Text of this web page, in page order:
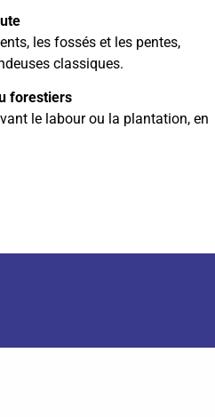
les fossés et les pentes,
classiques.
forestiers
le labour ou la plantation, en